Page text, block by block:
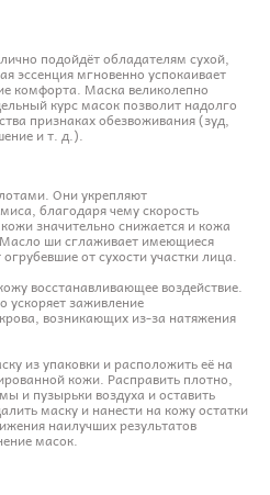
подойдёт обладателям сухой,
эссенция мгновенно успокаивает
комфорта. Маска великолепно
курс масок позволит надолго
признаках обезвоживания (зуд,
и т. д.).
Они укрепляют
благодаря чему скорость
значительно снижается и кожа
ши сглаживает имеющиеся
от сухости участки лица.
восстанавливающее воздействие.
ускоряет заживление
возникающих из-за натяжения
из упаковки и расположить её на
кожи. Расправить плотно,
и пузырьки воздуха и оставить
маску и нанести на кожу остатки
наилучших результатов
масок.